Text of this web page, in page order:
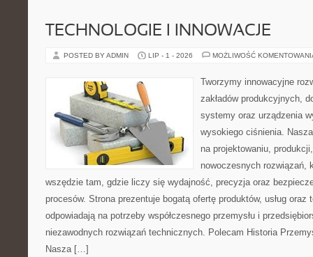
TECHNOLOGIE I INNOWACJE
POSTED BY ADMIN LIP - 1 - 2026 MOŻLIWOŚĆ
Tworzymy innowacyjne
zakładów produkcyjnych,
systemy oraz urządzenia
wysokiego ciśnienia.
na projektowaniu,
nowoczesnych rozwiązań,
wszędzie tam, gdzie liczy się wydajność, precyzja oraz
procesów. Strona prezentuje bogatą ofertę produktów, usług oraz
odpowiadają na potrzeby współczesnego przemysłu i
niezawodnych rozwiązań technicznych. Polecam Historia
Nasza […]